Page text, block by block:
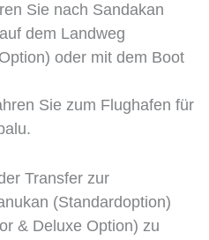
Sie nach Sandakan
dem Landweg
oder mit dem Boot
Sie zum Flughafen für
Transfer zur
(Standardoption)
& Deluxe Option) zu